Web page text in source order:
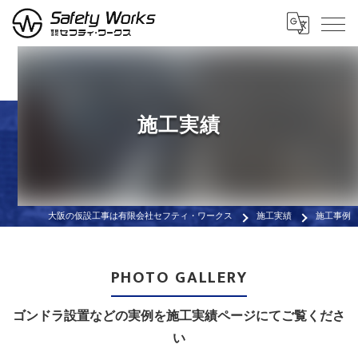
施工実績
大阪の仮設工事は有限会社セフティ・ワークス 施工実績 施工事例
PHOTO GALLERY
ゴンドラ設置などの実例を施工実績ページにてご覧くださ
い